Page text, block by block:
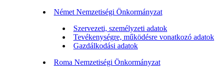
Német Nemzetiségi Önkormányzat
Szervezeti, személyzeti adatok
Tevékenységre, működésre vonatkozó adatok
Gazdálkodási adatok
Roma Nemzetiségi Önkormányzat